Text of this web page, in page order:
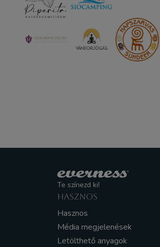
Te színezd ki!
HASZNOS
Hasznos
Média megjelenések
Letölthető anyagok